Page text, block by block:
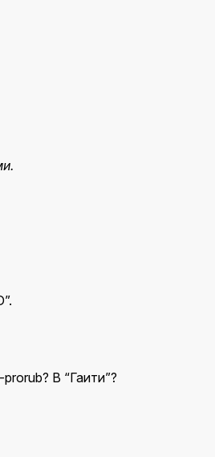
В “Гаити”?